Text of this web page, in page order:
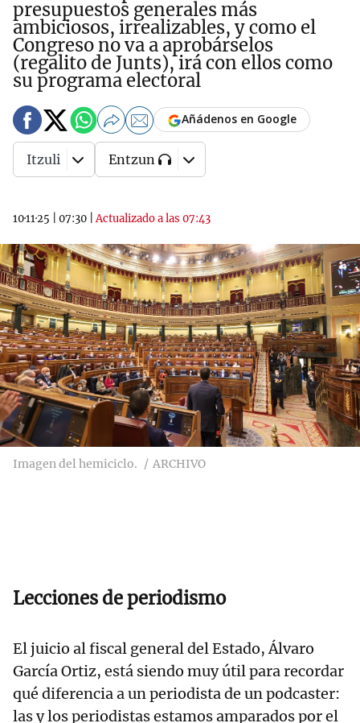
presupuestos generales más
ambiciosos, irrealizables, y como el
Congreso no va a aprobárselos
(regalito de Junts), irá con ellos como
su programa electoral
10·11·25 07:30 |Actualizado a las 07:43
Añádenos en Google
Itzuli Entzun
Imagen del hemiciclo. ARCHIVO
Lecciones de periodismo
El juicio al fiscal general del Estado, Álvaro
García Ortiz, está siendo muy útil para recordar
qué diferencia a un periodista de un podcaster:
las y los periodistas estamos amparados por el